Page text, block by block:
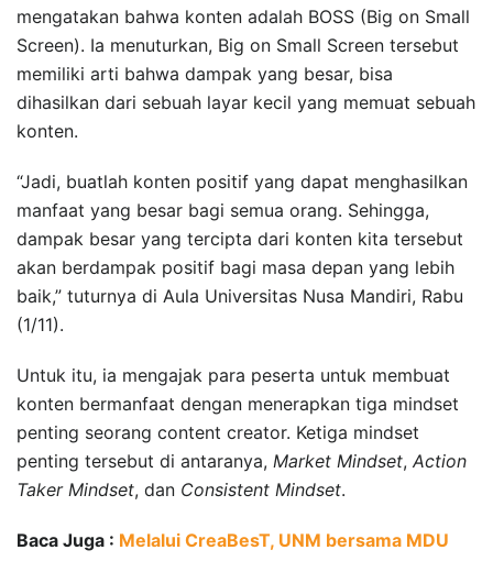
mengatakan bahwa konten adalah BOSS (Big on Small
Screen). Ia menuturkan, Big on Small Screen tersebut
memiliki arti bahwa dampak yang besar, bisa
dihasilkan dari sebuah layar kecil yang memuat sebuah
konten.
“Jadi, buatlah konten positif yang dapat menghasilkan
manfaat yang besar bagi semua orang. Sehingga,
dampak besar yang tercipta dari konten kita tersebut
akan berdampak positif bagi masa depan yang lebih
baik,” tuturnya di Aula Universitas Nusa Mandiri, Rabu
(1/11).
Untuk itu, ia mengajak para peserta untuk membuat
konten bermanfaat dengan menerapkan tiga mindset
penting seorang content creator. Ketiga mindset
penting tersebut di antaranya, Market Mindset, Action
Taker Mindset, dan Consistent Mindset.
Baca Juga : Melalui CreaBesT, UNM bersama MDU